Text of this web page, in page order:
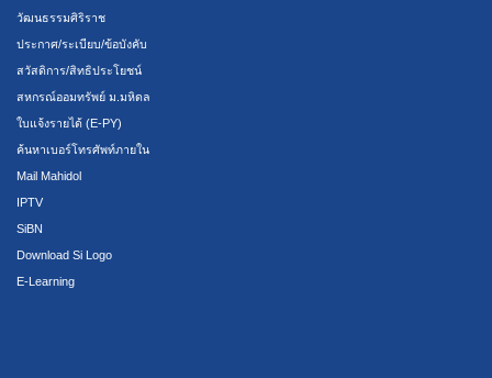
วัฒนธรรมศิริราช
ประกาศ/ระเบียบ/ข้อบังคับ
สวัสดิการ/สิทธิประโยชน์
สหกรณ์ออมทรัพย์ ม.มหิดล
ใบแจ้งรายได้ (E-PY)
ค้นหาเบอร์โทรศัพท์ภายใน
Mail Mahidol
IPTV
SiBN
Download Si Logo
E-Learning